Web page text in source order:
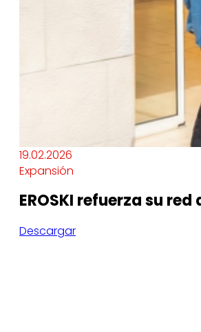
19.02.2026
Expansión
EROSKI refuerza su
Descargar